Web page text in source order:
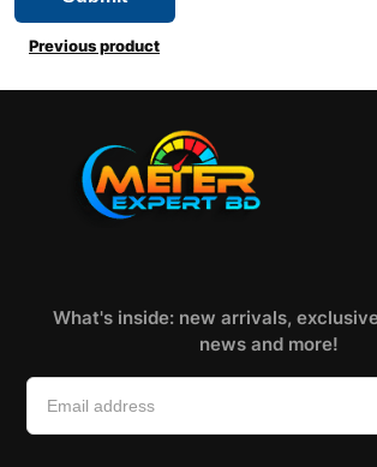
Previous product
What's inside: new arrivals,
news and more!